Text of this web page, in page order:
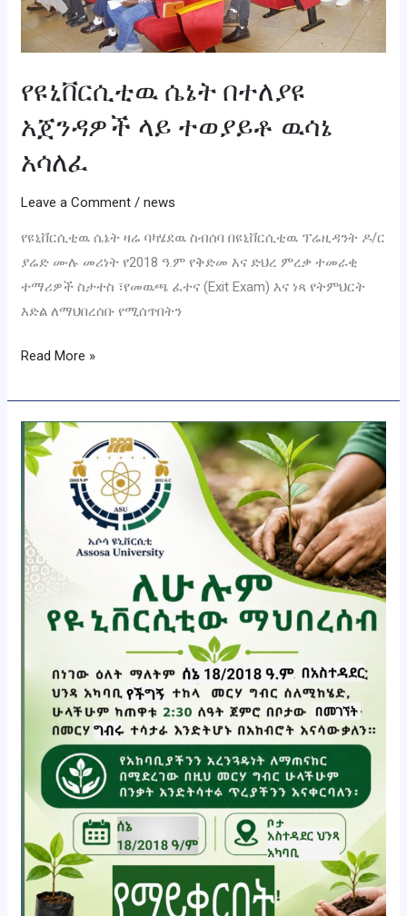
የዩኒቨርሲቲዉ ሴኔት በተለያዩ
አጀንዳዎች ላይ ተወያይቶ ዉሳኔ
አሳለፈ
Leave a Comment /news
የዩኒቨርሲቲዉ ሴኔት ዛሬ ባካሄደዉ ስብሰባ በዩኒቨርሲቲዉ ፕሬዚዳንት ዶ/ር
ያሬድ ሙሉ መሪነት የ2018 ዓ.ም የቅድመ እና ድህረ ምረቃ ተመራቂ
ተማሪዎች ስታተስ ፣የመዉጫ ፈተና (Exit Exam) እና ነጻ የትምህርት
እድል ለማህበረሰቡ የሚሰጥበትን
ተወያይቶ
ዉሳኔ
Read More »
በአሶሳ
ዩኒቨርሲቲ
የ2018
የአረንጓዴ
አሻራ
መርሃ
ተጀመረ